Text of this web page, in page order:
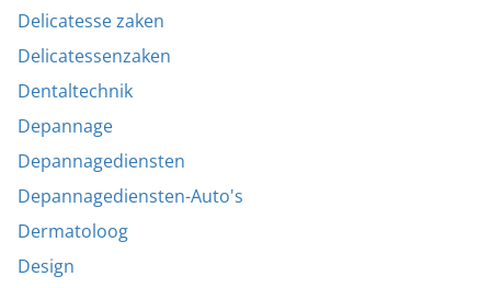
Delicatesse zaken
Delicatessenzaken
Dentaltechnik
Depannage
Depannagediensten
Depannagediensten-Auto's
Dermatoloog
Design